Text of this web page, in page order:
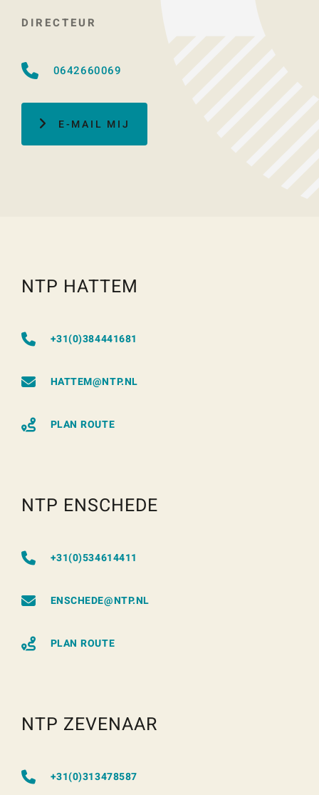
DIRECTEUR
0642660069
E-MAIL MIJ
NTP HATTEM
+31(0)384441681
HATTEM@NTP.NL
PLAN ROUTE
NTP ENSCHEDE
+31(0)534614411
ENSCHEDE@NTP.NL
PLAN ROUTE
NTP ZEVENAAR
+31(0)313478587